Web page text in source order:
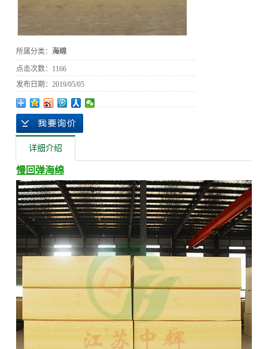
所属分类：海绵
点击次数： 1166
发布日期：2019/05/05
详细介绍
慢回弹海绵